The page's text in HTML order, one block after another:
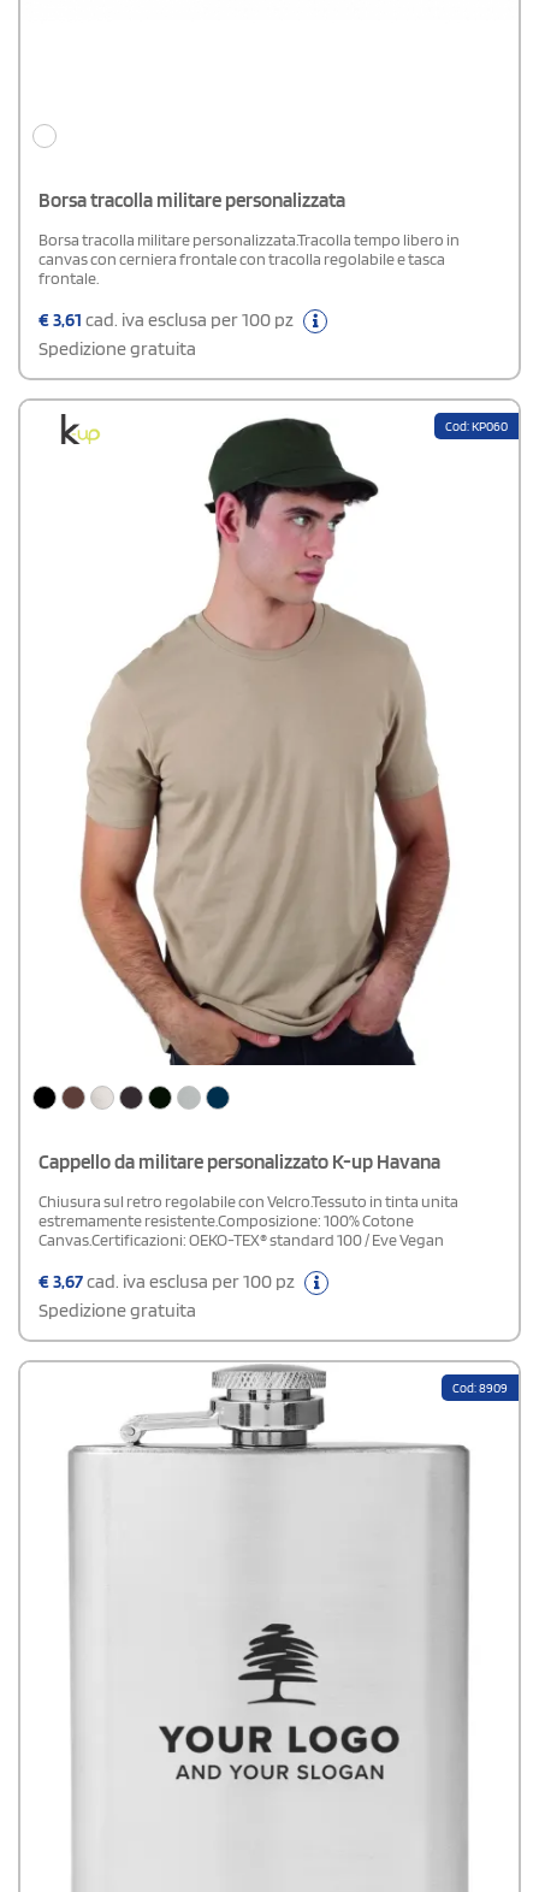
Borsa tracolla militare personalizzata
Borsa tracolla militare personalizzata.Tracolla tempo libero in
canvas con cerniera frontale con tracolla regolabile e tasca
frontale.
€3,61 cad. iva esclusa per 100 pz
Spedizione gratuita
Cod: KP060
Cappello da militare personalizzato K-up Havana
Chiusura sul retro regolabile con Velcro.Tessuto in tinta unita
estremamente resistente.Composizione: 100% Cotone
Canvas.Certificazioni: OEKO-TEX® standard 100 / Eve Vegan
€3,67cad. iva esclusa per 100 pz
Spedizione gratuita
Cod: 8909